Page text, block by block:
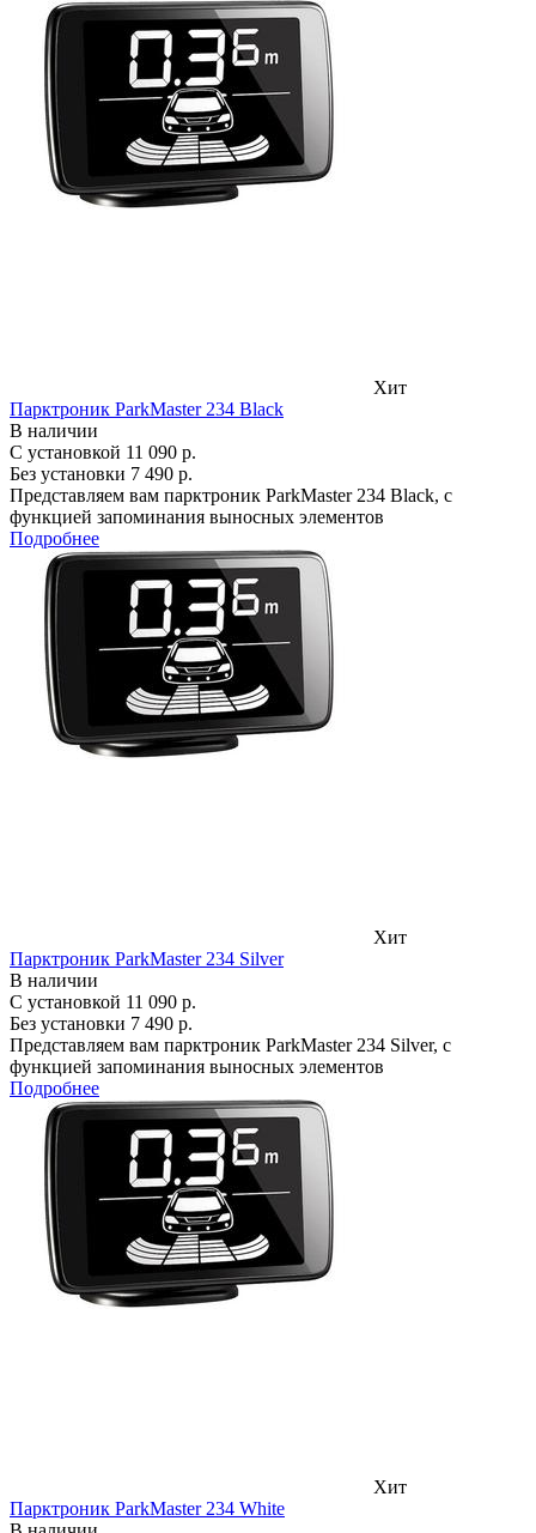
Хит
Парктроник ParkMaster 234 Black
В наличии
С установкой 11 090 р.
Без установки 7 490 р.
Представляем вам парктроник ParkMaster 234 Black, с
функцией запоминания выносных элементов
Подробнее
Хит
Парктроник ParkMaster 234 Silver
В наличии
С установкой 11 090 р.
Без установки 7 490 р.
Представляем вам парктроник ParkMaster 234 Silver, с
функцией запоминания выносных элементов
Подробнее
Хит
Парктроник ParkMaster 234 White